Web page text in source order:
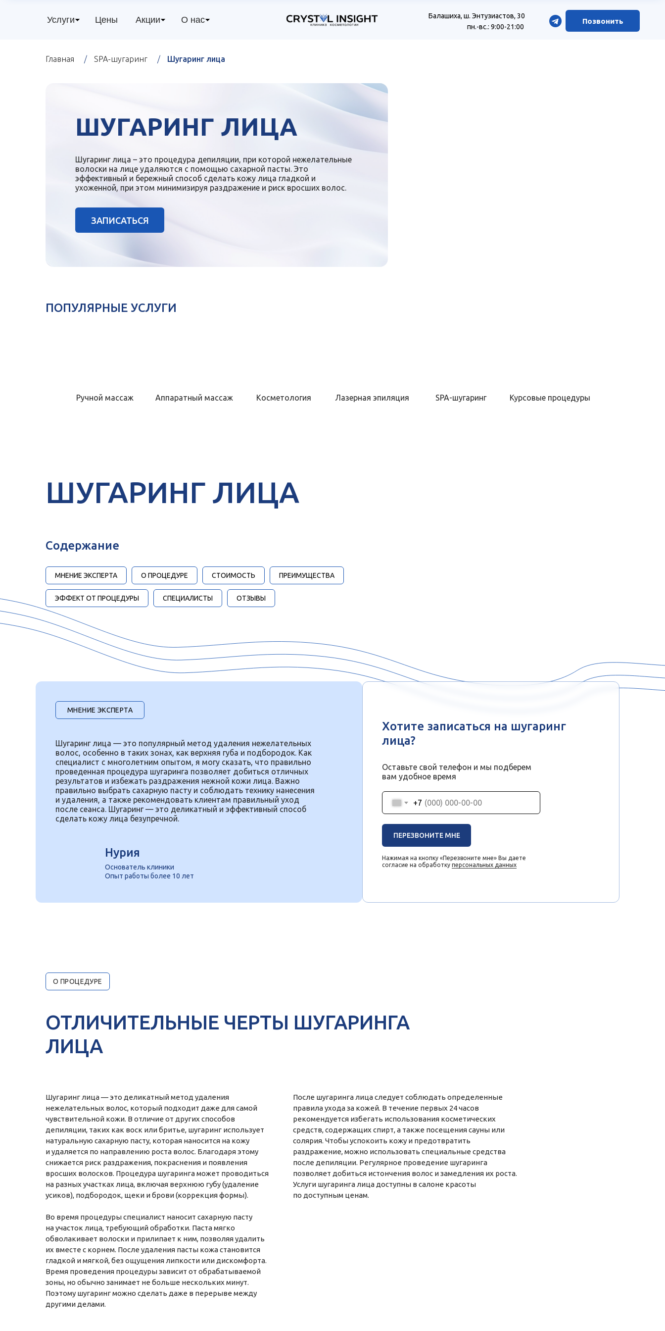
Услуги О нас
Цены Акции Позвонить
пн.-вс.: 9:00-21:00
Балашиха, ш. Энтузиастов, 30
Главная
/ SPA-шугаринг / Шугаринг лица
ШУГАРИНГ ЛИЦА
ЗАПИСАТЬСЯ
ЗАПИСАТЬСЯ
Шугаринг лица – это процедура депиляции, при которой нежелательные
волоски на лице удаляются с помощью сахарной пасты. Это
эффективный и бережный способ сделать кожу лица гладкой и
ухоженной, при этом минимизируя раздражение и риск вросших волос.
ПОПУЛЯРНЫЕ УСЛУГИ
Ручной массаж Аппаратный массаж Косметология Лазерная эпиляция SPA-шугаринг Курсовые процедуры
ШУГАРИНГ ЛИЦА
Содержание
МНЕНИЕ ЭКСПЕРТА О ПРОЦЕДУРЕ СТОИМОСТЬ ПРЕИМУЩЕСТВА
ЭФФЕКТ ОТ ПРОЦЕДУРЫ СПЕЦИАЛИСТЫ ОТЗЫВЫ
Шугаринг лица — это популярный метод удаления нежелательных
волос, особенно в таких зонах, как верхняя губа и подбородок. Как
специалист с многолетним опытом, я могу сказать, что правильно
проведенная процедура шугаринга позволяет добиться отличных
результатов и избежать раздражения нежной кожи лица. Важно
правильно выбрать сахарную пасту и соблюдать технику нанесения
и удаления, а также рекомендовать клиентам правильный уход
после сеанса. Шугаринг — это деликатный и эффективный способ
сделать кожу лица безупречной.
МНЕНИЕ ЭКСПЕРТА
+7
ПЕРЕЗВОНИТЕ МНЕ
Хотите записаться на шугаринг
лица?
Нажимая на кнопку «Перезвоните мне» Вы даете
согласие на обработку персональных данных
Оставьте свой телефон и мы подберем
вам удобное время
Нурия
Опыт работы более 10 лет
Основатель клиники
О ПРОЦЕДУРЕ
ОТЛИЧИТЕЛЬНЫЕ ЧЕРТЫ ШУГАРИНГА
ЛИЦА
Шугаринг лица — это деликатный метод удаления
нежелательных волос, который подходит даже для самой
чувствительной кожи. В отличие от других способов
депиляции, таких как воск или бритье, шугаринг использует
натуральную сахарную пасту, которая наносится на кожу
и удаляется по направлению роста волос. Благодаря этому
снижается риск раздражения, покраснения и появления
вросших волосков. Процедура шугаринга может проводиться
на разных участках лица, включая верхнюю губу (удаление
усиков), подбородок, щеки и брови (коррекция формы).
Во время процедуры специалист наносит сахарную пасту
на участок лица, требующий обработки. Паста мягко
обволакивает волоски и прилипает к ним, позволяя удалить
их вместе с корнем. После удаления пасты кожа становится
гладкой и мягкой, без ощущения липкости или дискомфорта.
Время проведения процедуры зависит от обрабатываемой
зоны, но обычно занимает не больше нескольких минут.
Поэтому шугаринг можно сделать даже в перерыве между
другими делами.
После шугаринга лица следует соблюдать определенные
правила ухода за кожей. В течение первых 24 часов
рекомендуется избегать использования косметических
средств, содержащих спирт, а также посещения сауны или
солярия. Чтобы успокоить кожу и предотвратить
раздражение, можно использовать специальные средства
после депиляции. Регулярное проведение шугаринга
позволяет добиться истончения волос и замедления их роста.
Услуги шугаринга лица доступны в салоне красоты
по доступным ценам.